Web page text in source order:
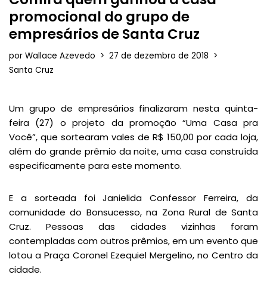
promocional do grupo de
empresários de Santa Cruz
por Wallace Azevedo
27 de dezembro de 2018
Santa Cruz
Um grupo de empresários finalizaram nesta quinta-
feira (27) o projeto da promoção “Uma Casa pra
Você”, que sortearam vales de R$ 150,00 por cada loja,
além do grande prêmio da noite, uma casa construída
especificamente para este momento.
E a sorteada foi Janielida Confessor Ferreira, da
comunidade do Bonsucesso, na Zona Rural de Santa
Cruz. Pessoas das cidades vizinhas foram
contempladas com outros prêmios, em um evento que
lotou a Praça Coronel Ezequiel Mergelino, no Centro da
cidade.